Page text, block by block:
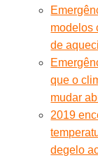
modelos
de
que o
mudar
2019
degelo